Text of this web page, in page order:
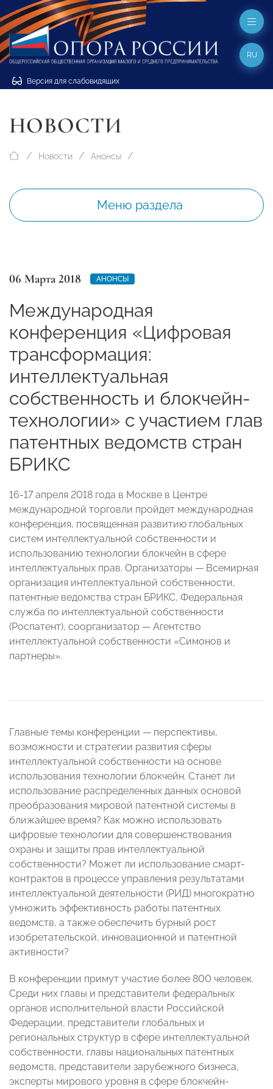
Версия для слабовидящих
RU
НОВОСТИ
Новости Анонсы
Меню раздела
06 Марта 2018 АНОНСЫ
Международная
конференция «Цифровая
трансформация:
интеллектуальная
собственность и блокчейн-
технологии» с участием глав
патентных ведомств стран
БРИКС
16-17 апреля 2018 года в Москве в Центре
международной торговли пройдет международная
конференция, посвященная развитию глобальных
систем интеллектуальной собственности и
использованию технологии блокчейн в сфере
интеллектуальных прав. Организаторы — Всемирная
организация интеллектуальной собственности,
патентные ведомства стран БРИКС, Федеральная
служба по интеллектуальной собственности
(Роспатент), соорганизатор — Агентство
интеллектуальной собственности «Симонов и
партнеры».
Главные темы конференции — перспективы,
возможности и стратегии развития сферы
интеллектуальной собственности на основе
использования технологии блокчейн. Станет ли
использование распределенных данных основой
преобразования мировой патентной системы в
ближайшее время? Как можно использовать
цифровые технологии для совершенствования
охраны и защиты прав интеллектуальной
собственности? Может ли использование смарт-
контрактов в процессе управления результатами
интеллектуальной деятельности (РИД) многократно
умножить эффективность работы патентных
ведомств, а также обеспечить бурный рост
изобретательской, инновационной и патентной
активности?
В конференции примут участие более 800 человек.
Среди них главы и представители федеральных
органов исполнительной власти Российской
Федерации, представители глобальных и
региональных структур в сфере интеллектуальной
собственности, главы национальных патентных
ведомств, представители зарубежного бизнеса,
эксперты мирового уровня в сфере блокчейн-